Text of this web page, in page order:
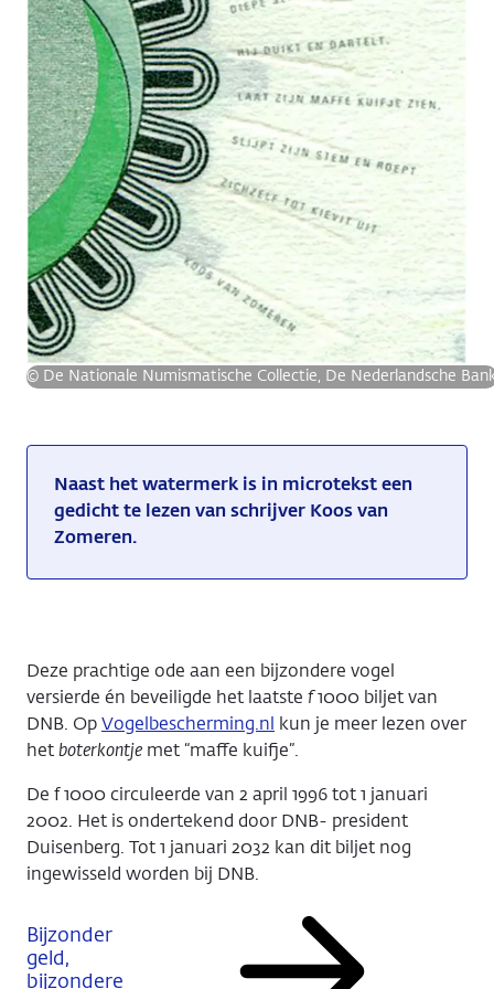
© De Nationale Numismatische Collectie, De Nederlandsche
Naast het watermerk is in microtekst een
gedicht te lezen van schrijver Koos van
Zomeren.
Deze prachtige ode aan een bijzondere vogel
versierde én beveiligde het laatste f1000 biljet van
DNB. Op Vogelbescherming.nl
kun je meer lezen over
het boterkontje met “maffe kuifje”.
De f 1000 circuleerde van 2 april 1996 tot 1 januari
2002. Het is ondertekend door DNB- president
Duisenberg. Tot 1 januari 2032 kan dit biljet nog
ingewisseld worden bij DNB.
Bijzonder
geld,
bijzondere